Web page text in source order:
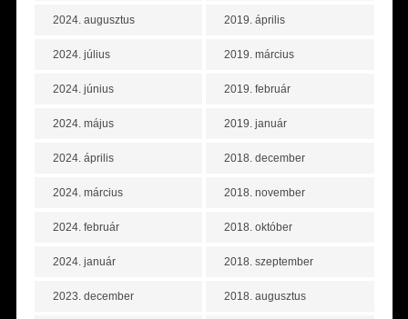
2024. augusztus
2024. július
2024. június
2024. május
2024. április
2024. március
2024. február
2024. január
2023. december
2019. április
2019. március
2019. február
2019. január
2018. december
2018. november
2018. október
2018. szeptember
2018. augusztus